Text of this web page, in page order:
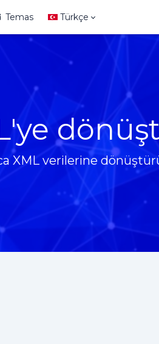
Temas Türkçe
XML verilerine